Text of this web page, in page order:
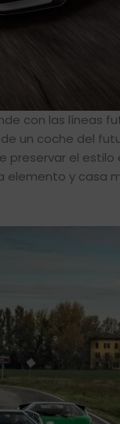
con las líneas
un coche del
el
elemento y casa